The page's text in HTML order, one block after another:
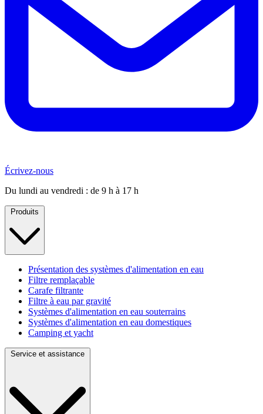
Écrivez-nous
Du lundi au vendredi : de 9 h à 17 h
Produits
Présentation des systèmes d'alimentation en eau
Filtre remplaçable
Carafe filtrante
Filtre à eau par gravité
Systèmes d'alimentation en eau souterrains
Systèmes d'alimentation en eau domestiques
Camping et yacht
Service et assistance